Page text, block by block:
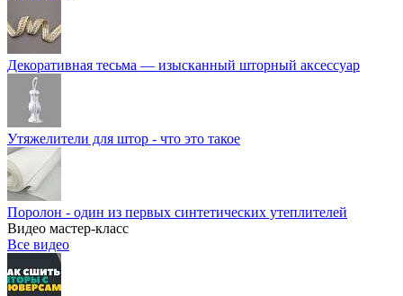
Декоративная тесьма — изысканный шторный аксессуар
Утяжелители для штор - что это такое
Поролон - один из первых синтетических утеплителей
Видео мастер-класс
Все видео